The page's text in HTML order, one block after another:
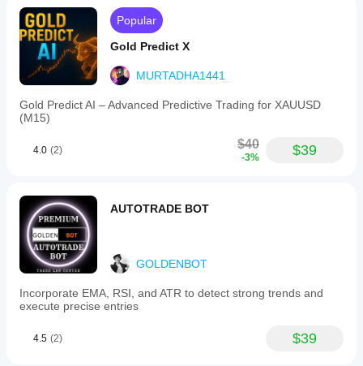
Popular
Gold Predict X
MURTADHA1441
Gold Predict AI – Advanced Predictive Trading for XAUUSD
(M15)
4.0 (2) $40
-3% $39
AUTOTRADE BOT
GOLDENBOT
Incorporate EMA, RSI, and ATR to detect strong trends and
execute precise entries
4.5 (2) $39